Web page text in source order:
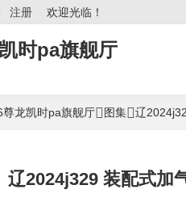
欢迎光临！
注册
时pa旗舰厅
尊龙凯时pa旗舰厅 图集 辽
辽2024j329 装配式加